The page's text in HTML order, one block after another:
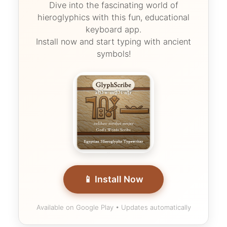
Dive into the fascinating world of
hieroglyphics with this fun, educational
keyboard app.
Install now and start typing with ancient
symbols!
📱 Install Now
Available on Google Play • Updates automatically